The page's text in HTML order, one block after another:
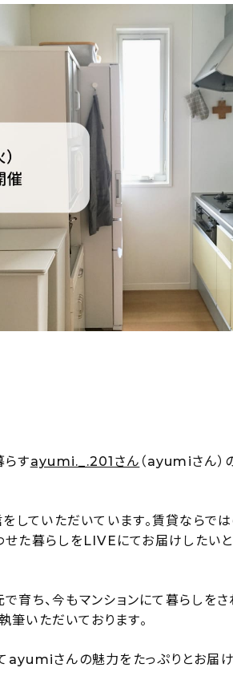
らすayumi._.201さん （ayumiさん）
していただいています。賃貸ならで
た暮らしをLIVEにてお届けしたい
で育ち、今もマンションにて暮らしを
筆いただいております。
ayumiさんの魅力をたっぷりとお届